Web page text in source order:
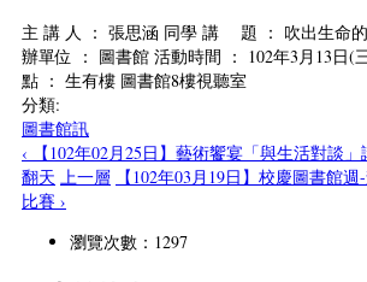
主 講 人 ： 張思涵 同學 講 題 ： 吹出生命
辦單位 ： 圖書館 活動時間 ： 102年3月13日(
點 ： 生有樓 圖書館8樓視聽室
分類:
圖書館訊
‹ 【102年02月25日】藝術饗宴「與生活對談
翻天 上一層
【102年03月19日】校慶圖書館
比賽 ›
瀏覽次數：1297